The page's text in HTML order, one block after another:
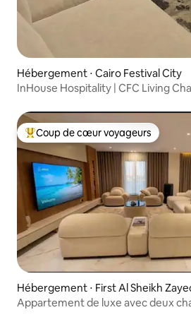
Hébergement ⋅ Cairo Festival City
InHouse Hospitality | CFC Living
Coups de cœur voyageurs les plus
Coup de cœur voyageurs
Hébergement ⋅ First Al Sheikh
Appartement de luxe avec deux